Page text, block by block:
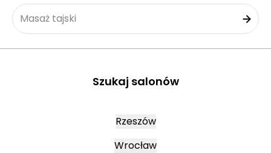
Masaż tajski
Szukaj salonów
Rzeszów
Wrocław